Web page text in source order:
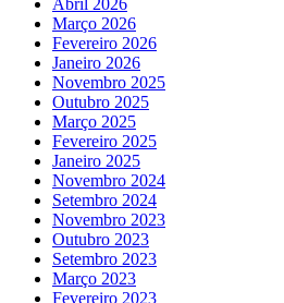
Abril 2026
Março 2026
Fevereiro 2026
Janeiro 2026
Novembro 2025
Outubro 2025
Março 2025
Fevereiro 2025
Janeiro 2025
Novembro 2024
Setembro 2024
Novembro 2023
Outubro 2023
Setembro 2023
Março 2023
Fevereiro 2023